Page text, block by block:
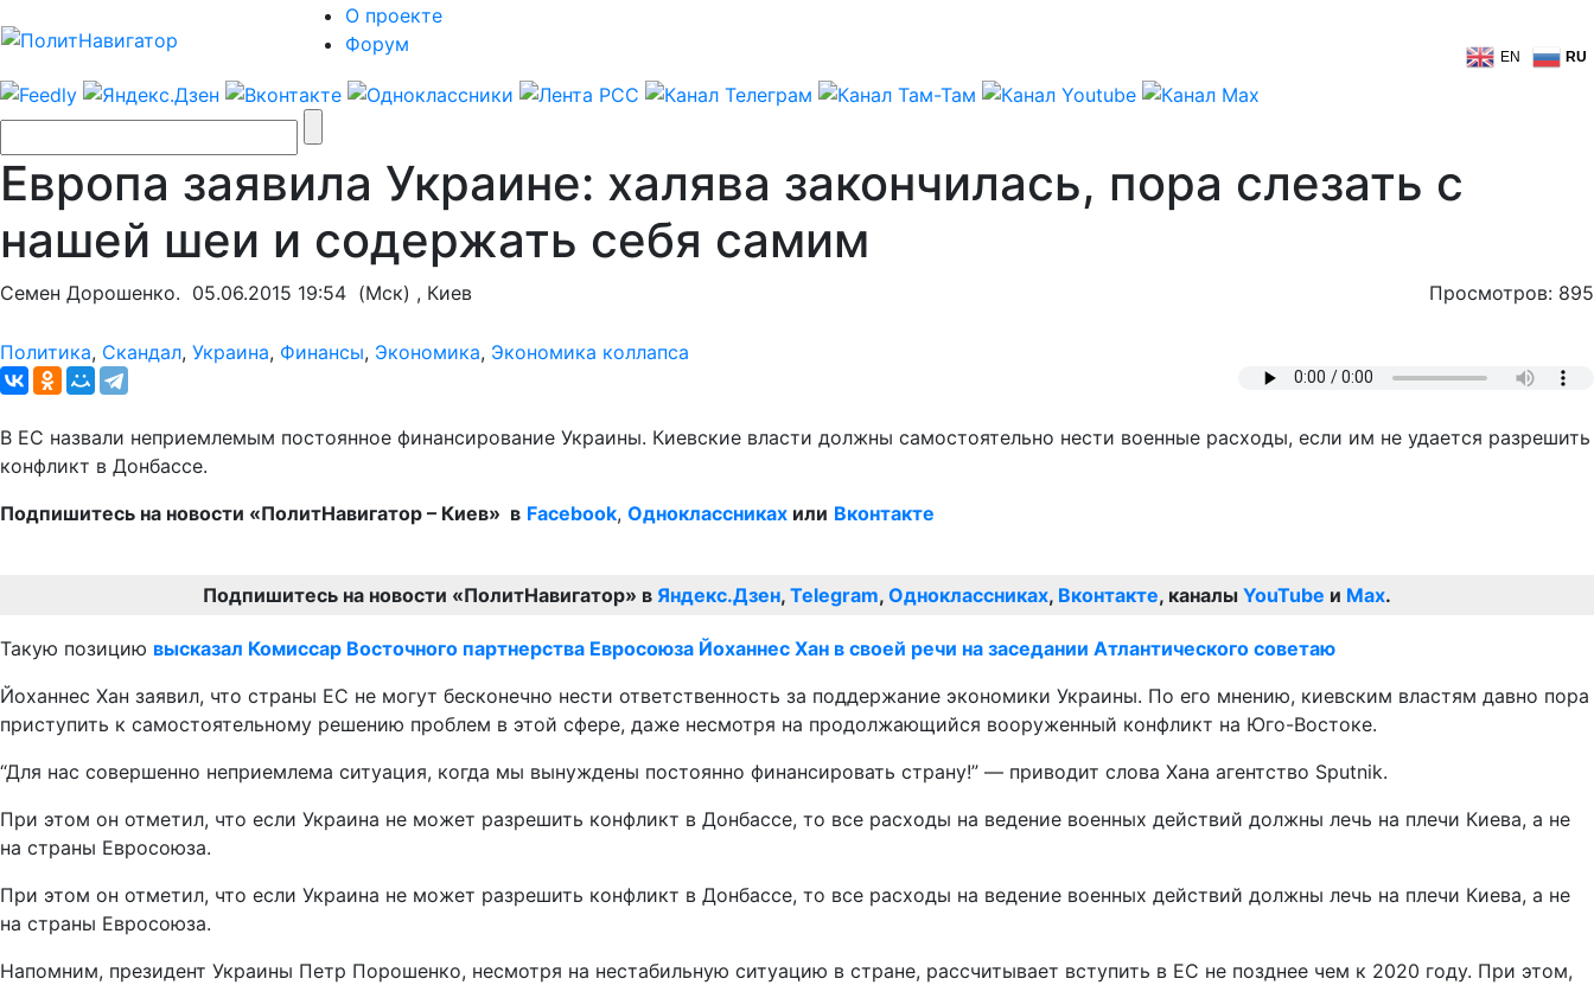
О проекте
Форум
EN RU
Европа заявила Украине: халява закончилась, пора слезать с
нашей шеи и содержать себя самим
Семен Дорошенко. 05.06.2015 19:54 (Мск) , Киев Просмотров: 895
Политика, Скандал, Украина, Финансы, Экономика, Экономика коллапса
В ЕС назвали неприемлемым постоянное финансирование Украины. Киевские власти должны самостоятельно нести военные расходы, если им не удается разрешить
конфликт в Донбассе.
Подпишитесь на новости «ПолитНавигатор – Киев» в Facebook, Одноклассниках или Вконтакте
Подпишитесь на новости «ПолитНавигатор» в Яндекс.Дзен, Telegram, Одноклассниках, Вконтакте, каналы YouTube и Max.
Такую позицию высказал Комиссар Восточного партнерства Евросоюза Йоханнес Хан в своей речи на заседании Атлантического советаю
Йоханнес Хан заявил, что страны ЕС не могут бесконечно нести ответственность за поддержание экономики Украины. По его мнению, киевским властям давно пора
приступить к самостоятельному решению проблем в этой сфере, даже несмотря на продолжающийся вооруженный конфликт на Юго-Востоке.
“Для нас совершенно неприемлема ситуация, когда мы вынуждены постоянно финансировать страну!” — приводит слова Хана агентство Sputnik.
При этом он отметил, что если Украина не может разрешить конфликт в Донбассе, то все расходы на ведение военных действий должны лечь на плечи Киева, а не
на страны Евросоюза.
При этом он отметил, что если Украина не может разрешить конфликт в Донбассе, то все расходы на ведение военных действий должны лечь на плечи Киева, а не
на страны Евросоюза.
Напомним, президент Украины Петр Порошенко, несмотря на нестабильную ситуацию в стране, рассчитывает вступить в ЕС не позднее чем к 2020 году. При этом,